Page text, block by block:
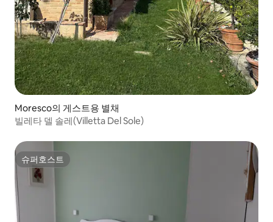
Moresco의 게스트용 별채
빌레타 델 솔레(Villetta Del Sole)
슈퍼호스트
슈퍼호스트